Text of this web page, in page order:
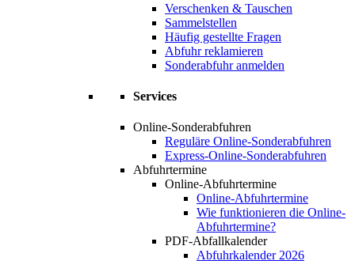
Verschenken & Tauschen
Sammelstellen
Häufig gestellte Fragen
Abfuhr reklamieren
Sonderabfuhr anmelden
Services
Online-Sonderabfuhren
Reguläre Online-Sonderabfuhren
Express-Online-Sonderabfuhren
Abfuhrtermine
Online-Abfuhrtermine
Online-Abfuhrtermine
Wie funktionieren die Online-
Abfuhrtermine?
PDF-Abfallkalender
Abfuhrkalender 2026